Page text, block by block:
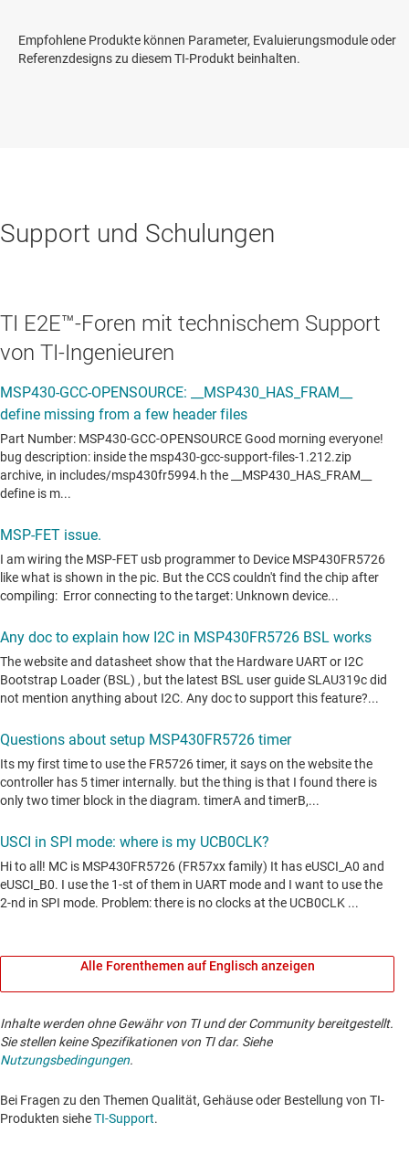
Empfohlene Produkte können Parameter, Evaluierungsmodule oder
Referenzdesigns zu diesem TI-Produkt beinhalten.
Support und Schulungen
TI E2E™-Foren mit technischem Support
von TI-Ingenieuren
Alle Forenthemen auf Englisch anzeigen
Inhalte werden ohne Gewähr von TI und der Community bereitgestellt.
Sie stellen keine Spezifikationen von TI dar. Siehe
Nutzungsbedingungen.
Bei Fragen zu den Themen Qualität, Gehäuse oder Bestellung von TI-
Produkten sieheTI-Support. ​​​​​​​​​​​​​​